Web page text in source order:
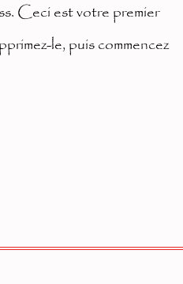
Ceci est votre premier
le, puis commencez